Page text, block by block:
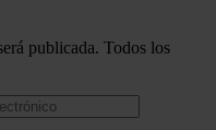
publicada. Todos los